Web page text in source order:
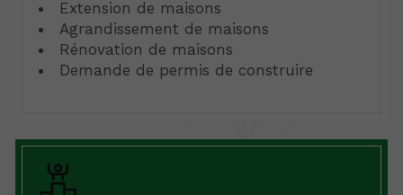
Extension de maisons
Agrandissement de maisons
Rénovation de maisons
Demande de permis de construire